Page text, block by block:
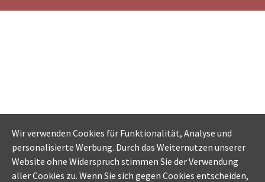
Wir verwenden Cookies für Funktionalität, Analyse und
personalisierte Werbung. Durch das Weiternutzen unserer
Website ohne Widerspruch stimmen Sie der Verwendung
aller Cookies zu. Wenn Sie sich gegen Cookies entscheiden,